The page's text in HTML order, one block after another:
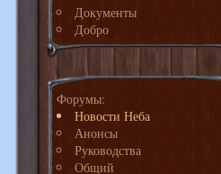
Документы
Добро
Форумы:
Новости Неба
Анонсы
Руководства
Общий